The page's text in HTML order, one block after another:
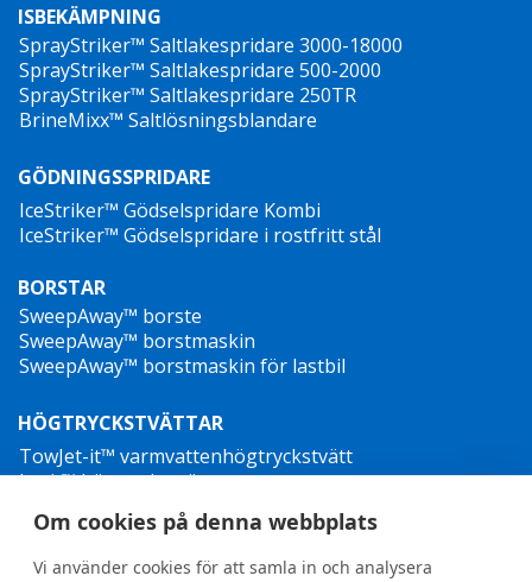
ISBEKÄMPNING
SprayStriker™ Saltlakespridare 3000-18000
SprayStriker™ Saltlakespridare 500-2000
SprayStriker™ Saltlakespridare 250TR
BrineMixx™ Saltlösningsblandare
GÖDNINGSSPRIDARE
IceStriker™ Gödselspridare Kombi
IceStriker™ Gödselspridare i rostfritt stål
BORSTAR
SweepAway™ borste
SweepAway™ borstmaskin
SweepAway™ borstmaskin för lastbil
HÖGTRYCKSTVÄTTAR
TowJet-it™ varmvattenhögtryckstvätt
Jet-it™ högtryckstvätt
Jet-it™ hydraulisk högtryckstvätt
OGRÄSBEKÄMPNING
Om cookies på denna webbplats
Vi använder cookies för att samla in och analysera